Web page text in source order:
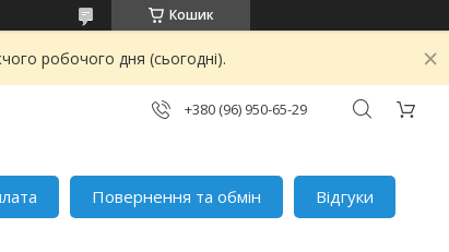
Кошик
робочого дня (сьогодні).
+380 (96) 950-65-29
Повернення та обмін
Відгуки